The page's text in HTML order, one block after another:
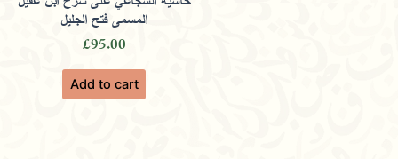
المسمى فتح الجليل
£95.00
Add to cart